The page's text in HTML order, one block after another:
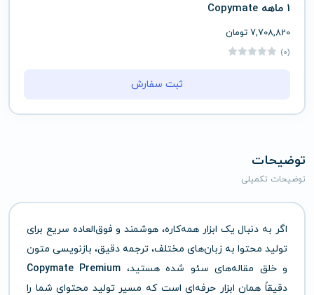
1 ماهه Copymate
7,708,820 تومان
(0)
ثبت سفارش
توضیحات
توضیحات تکمیلی
اگر به دنبال یک ابزار همه‌کاره، هوشمند و فوق‌العاده سریع برای
تولید محتوا به زبان‌های مختلف، ترجمه دقیق، بازنویسی متون
و خلق مقاله‌های سئو شده هستید، Copymate Premium
دقیقاً همان ابزار حرفه‌ای است که مسیر تولید محتوای شما را